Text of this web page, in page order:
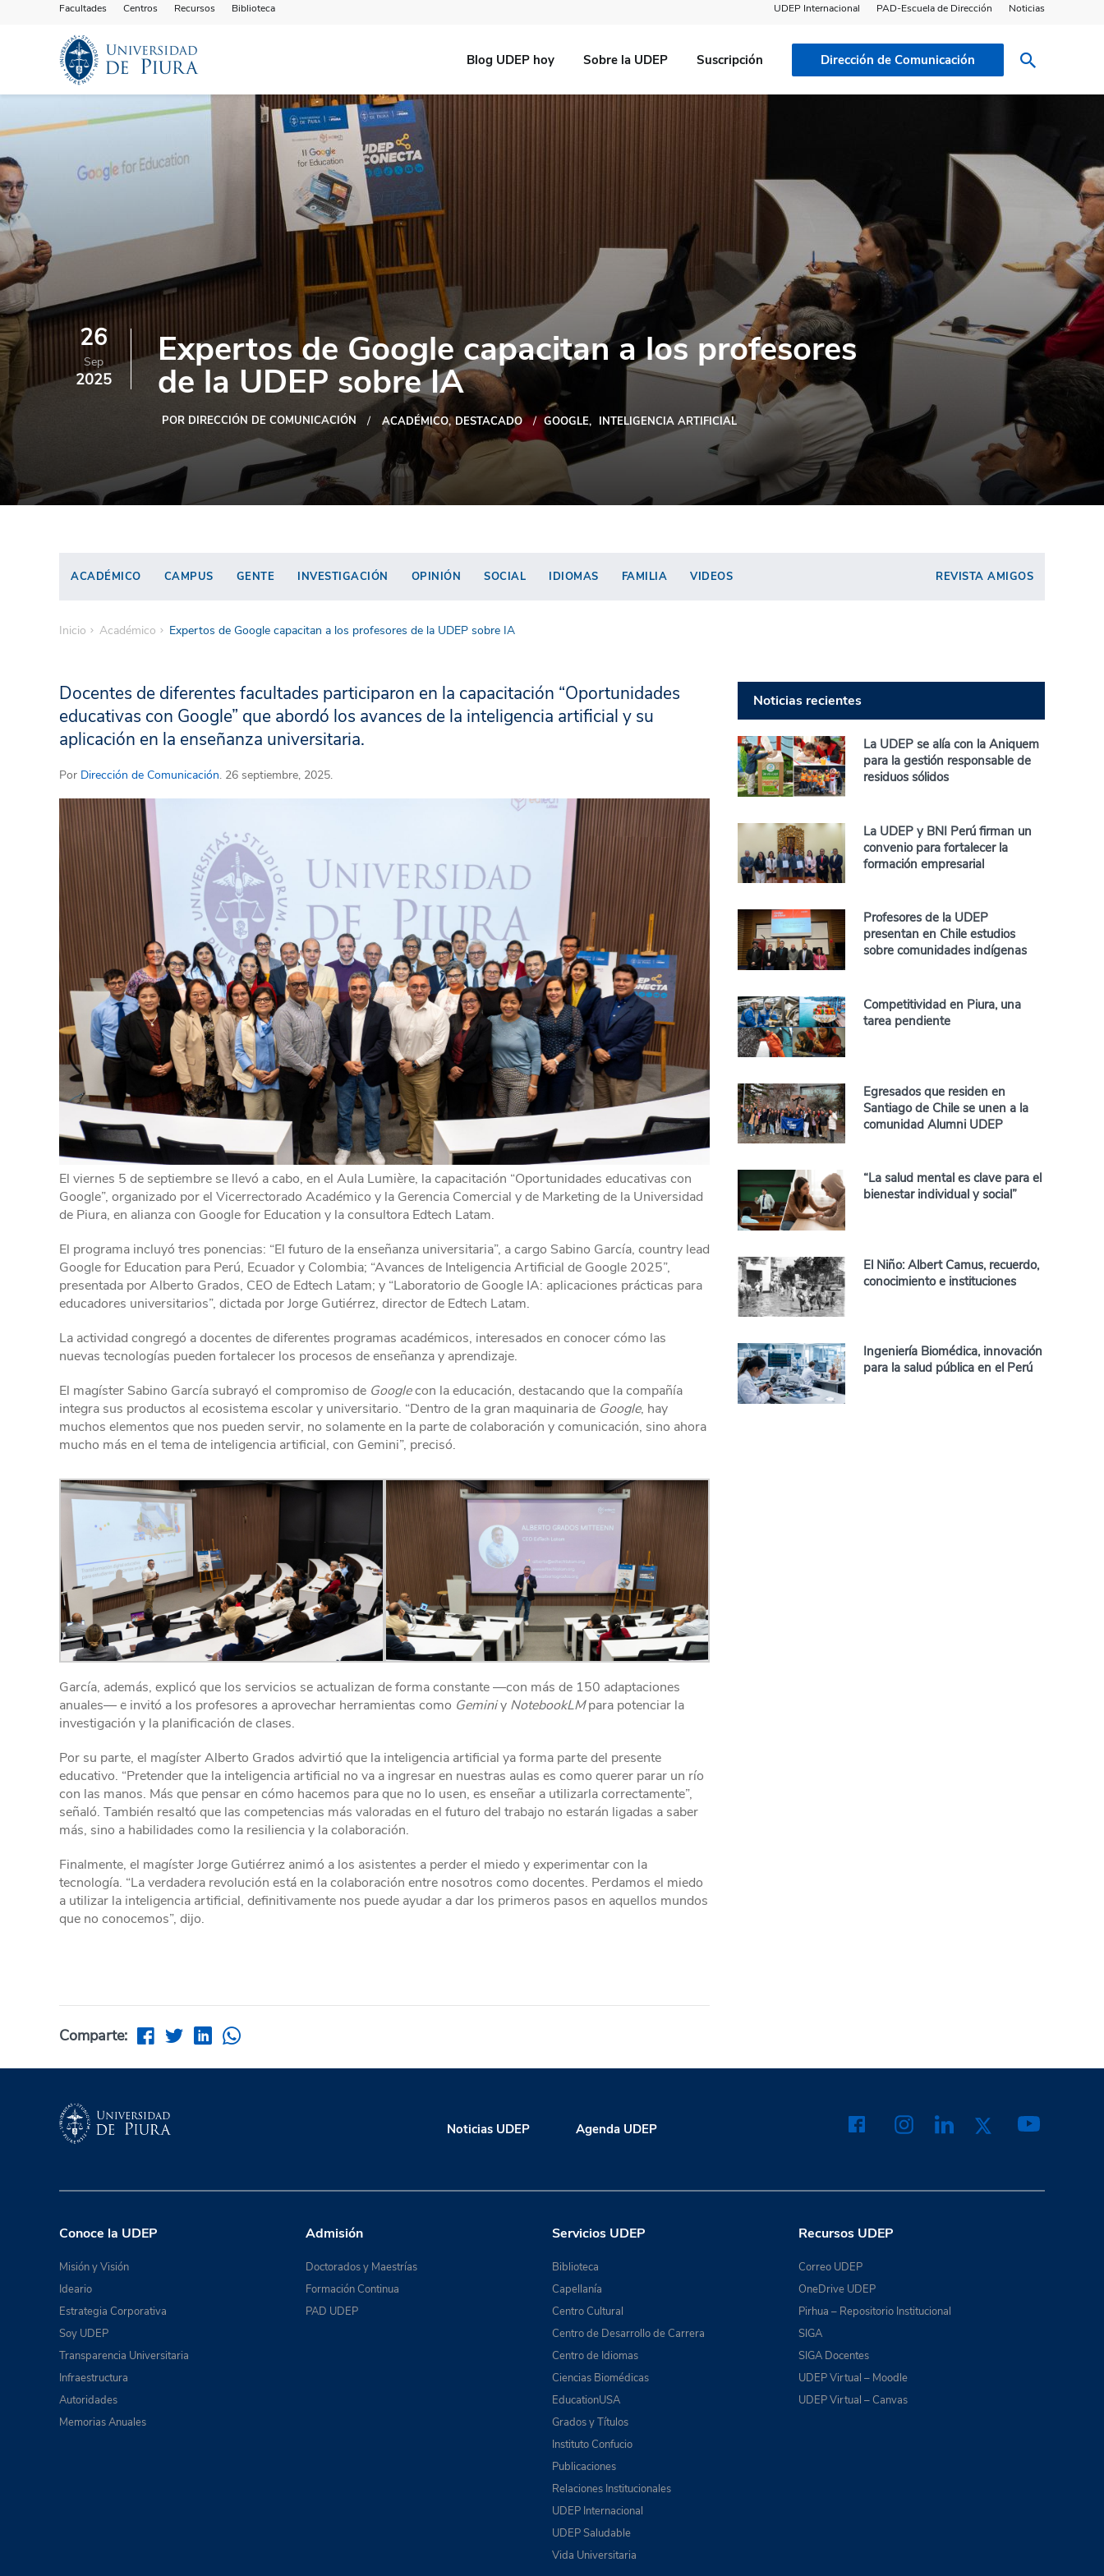
Facultades Centros Recursos Biblioteca UDEP Internacional PAD-Escuela de Dirección Noticias
Blog UDEP hoy Sobre la UDEP Suscripción Dirección de Comunicación
26
Sep
2025
Expertos de Google capacitan a los profesores
de la UDEP sobre IA
POR DIRECCIÓN DE COMUNICACIÓN ACADÉMICO DESTACADO GOOGLE INTELIGENCIA ARTIFICIAL
ACADÉMICO CAMPUS GENTE INVESTIGACIÓN OPINIÓN SOCIAL IDIOMAS FAMILIA VIDEOS REVISTA AMIGOS
Inicio Académico Expertos de Google capacitan a los profesores de la UDEP sobre IA
Docentes de diferentes facultades participaron en la capacitación “Oportunidades
educativas con Google” que abordó los avances de la inteligencia artificial y su
aplicación en la enseñanza universitaria.
Por Dirección de Comunicación. 26 septiembre, 2025.
El viernes 5 de septiembre se llevó a cabo, en el Aula Lumière, la capacitación “Oportunidades educativas con
Google”, organizado por el Vicerrectorado Académico y la Gerencia Comercial y de Marketing de la Universidad
de Piura, en alianza con Google for Education y la consultora Edtech Latam.
El programa incluyó tres ponencias: “El futuro de la enseñanza universitaria”, a cargo Sabino García, country lead
Google for Education para Perú, Ecuador y Colombia; “Avances de Inteligencia Artificial de Google 2025”,
presentada por Alberto Grados, CEO de Edtech Latam; y “Laboratorio de Google IA: aplicaciones prácticas para
educadores universitarios”, dictada por Jorge Gutiérrez, director de Edtech Latam.
La actividad congregó a docentes de diferentes programas académicos, interesados en conocer cómo las
nuevas tecnologías pueden fortalecer los procesos de enseñanza y aprendizaje.
El magíster Sabino García subrayó el compromiso de Googlecon la educación, destacando que la compañía
integra sus productos al ecosistema escolar y universitario. “Dentro de la gran maquinaria de Google, hay
muchos elementos que nos pueden servir, no solamente en la parte de colaboración y comunicación, sino ahora
mucho más en el tema de inteligencia artificial, con Gemini”, precisó.
García, además, explicó que los servicios se actualizan de forma constante —con más de 150 adaptaciones
anuales— e invitó a los profesores a aprovechar herramientas como Geminiy NotebookLMpara potenciar la
investigación y la planificación de clases.
Por su parte, el magíster Alberto Grados advirtió que la inteligencia artificial ya forma parte del presente
educativo. “Pretender que la inteligencia artificial no va a ingresar en nuestras aulas es como querer parar un río
con las manos. Más que pensar en cómo hacemos para que no lo usen, es enseñar a utilizarla correctamente”,
señaló. También resaltó que las competencias más valoradas en el futuro del trabajo no estarán ligadas a saber
más, sino a habilidades como la resiliencia y la colaboración.
Finalmente, el magíster Jorge Gutiérrez animó a los asistentes a perder el miedo y experimentar con la
tecnología. “La verdadera revolución está en la colaboración entre nosotros como docentes. Perdamos el miedo
a utilizar la inteligencia artificial, definitivamente nos puede ayudar a dar los primeros pasos en aquellos mundos
que no conocemos”, dijo.
Comparte:
Noticias recientes
La UDEP se alía con la Aniquem
para la gestión responsable de
residuos sólidos
La UDEP y BNI Perú firman un
convenio para fortalecer la
formación empresarial
Profesores de la UDEP
presentan en Chile estudios
sobre comunidades indígenas
Competitividad en Piura, una
tarea pendiente
Egresados que residen en
Santiago de Chile se unen a la
comunidad Alumni UDEP
“La salud mental es clave para el
bienestar individual y social”
El Niño: Albert Camus, recuerdo,
conocimiento e instituciones
Ingeniería Biomédica, innovación
para la salud pública en el Perú
Noticias UDEP Agenda UDEP
Conoce la UDEP
Misión y Visión
Ideario
Estrategia Corporativa
Soy UDEP
Transparencia Universitaria
Infraestructura
Autoridades
Memorias Anuales
Admisión
Doctorados y Maestrías
Formación Continua
PAD UDEP
Servicios UDEP
Biblioteca
Capellanía
Centro Cultural
Centro de Desarrollo de Carrera
Centro de Idiomas
Ciencias Biomédicas
EducationUSA
Grados y Títulos
Instituto Confucio
Publicaciones
Relaciones Institucionales
UDEP Internacional
UDEP Saludable
Vida Universitaria
Recursos UDEP
Correo UDEP
OneDrive UDEP
Pirhua – Repositorio Institucional
SIGA
SIGA Docentes
UDEP Virtual – Moodle
UDEP Virtual – Canvas